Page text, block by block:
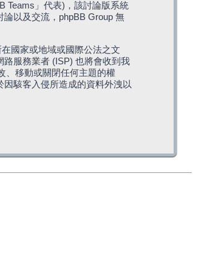
Teams」代表)，該討論版系統
以及交流，phpBB Group 無
國家或地域或國際公法之文
服務業者 (ISP) 也將會收到我
、移動或關閉任何主題的權
駭客入侵所造成的資料外洩以